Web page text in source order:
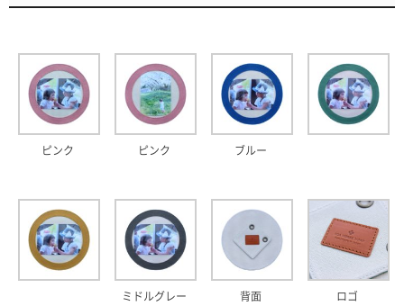
ピンク ピンク ブルー
ミドルグレー 背面 ロゴ